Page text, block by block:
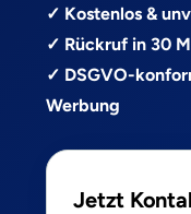
✓ Kostenlos &
✓ Rückruf in 30
✓ DSGVO-
Werbung
Jetzt